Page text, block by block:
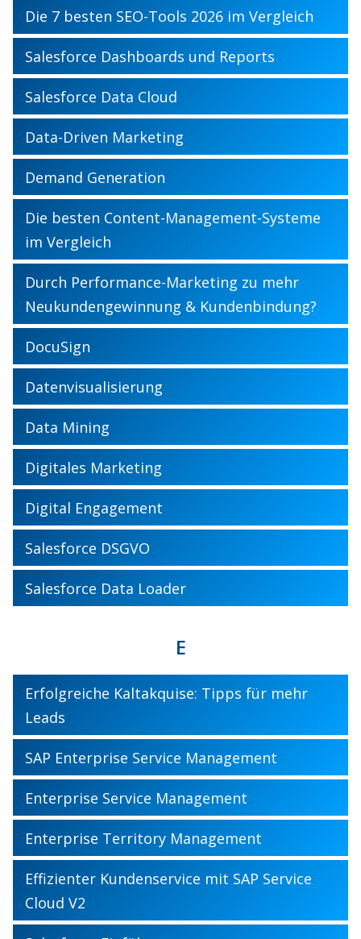
Die 7 besten SEO-Tools 2026 im Vergleich
Salesforce Dashboards und Reports
Salesforce Data Cloud
Data-Driven Marketing
Demand Generation
Die besten Content-Management-Systeme
im Vergleich
Durch Performance-Marketing zu mehr
Neukundengewinnung & Kundenbindung?
DocuSign
Datenvisualisierung
Data Mining
Digitales Marketing
Digital Engagement
Salesforce DSGVO
Salesforce Data Loader
E
Erfolgreiche Kaltakquise: Tipps für mehr
Leads
SAP Enterprise Service Management
Enterprise Service Management
Enterprise Territory Management
Effizienter Kundenservice mit SAP Service
Cloud V2